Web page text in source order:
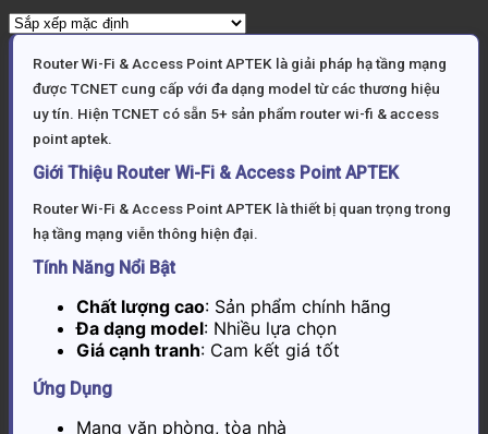
Router Wi-Fi & Access Point APTEK là giải pháp hạ tầng mạng
được TCNET cung cấp với đa dạng model từ các thương hiệu
uy tín. Hiện TCNET có sẵn 5+ sản phẩm router wi-fi & access
point aptek.
Giới Thiệu Router Wi-Fi & Access Point APTEK
Router Wi-Fi & Access Point APTEK là thiết bị quan trọng trong
hạ tầng mạng viễn thông hiện đại.
Tính Năng Nổi Bật
Chất lượng cao: Sản phẩm chính hãng
Đa dạng model: Nhiều lựa chọn
Giá cạnh tranh: Cam kết giá tốt
Ứng Dụng
Mạng văn phòng, tòa nhà